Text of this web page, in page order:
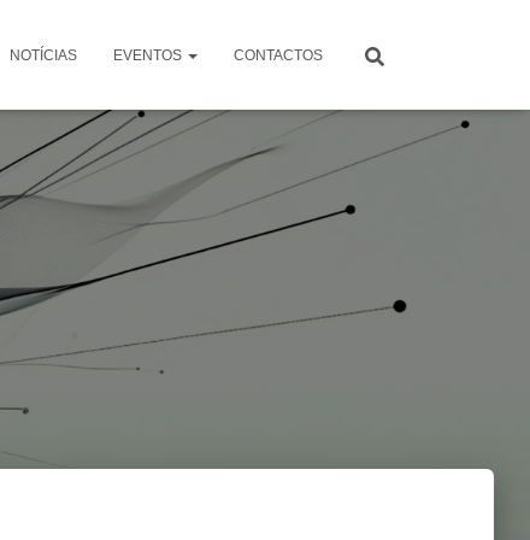
NOTÍCIAS EVENTOS CONTACTOS